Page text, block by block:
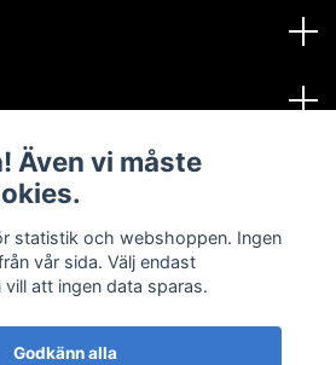
Även vi måste
statistik och webshoppen. Ingen
vår sida. Välj endast
att ingen data sparas.
Godkänn alla